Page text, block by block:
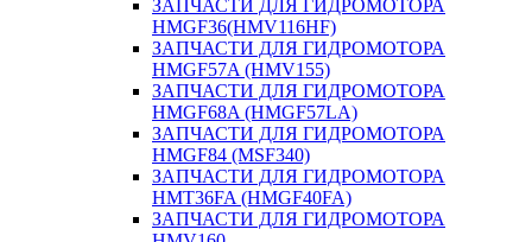
ЗАПЧАСТИ ДЛЯ ГИДРОМОТОРА
HMGF36(HMV116HF)
ЗАПЧАСТИ ДЛЯ ГИДРОМОТОРА
HMGF57A (HMV155)
ЗАПЧАСТИ ДЛЯ ГИДРОМОТОРА
HMGF68A (HMGF57LA)
ЗАПЧАСТИ ДЛЯ ГИДРОМОТОРА
HMGF84 (MSF340)
ЗАПЧАСТИ ДЛЯ ГИДРОМОТОРА
HMT36FA (HMGF40FA)
ЗАПЧАСТИ ДЛЯ ГИДРОМОТОРА